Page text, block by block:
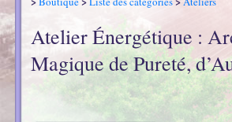
Atelier Énergétique :
Magique de Pureté,